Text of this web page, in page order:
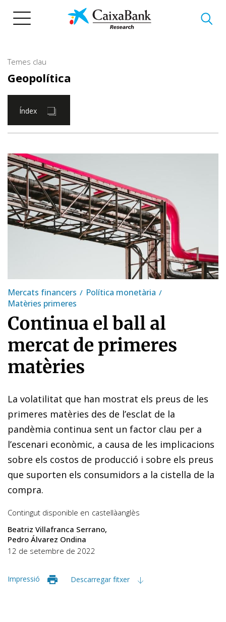
Temes clau
Geopolítica
Índex
Mercats financers
Política monetària
Matèries primeres
Continua el ball al
mercat de primeres
matèries
La volatilitat que han mostrat els preus de les
primeres matèries des de l’esclat de la
pandèmia continua sent un factor clau per a
l’escenari econòmic, a causa de les implicacions
sobre els costos de producció i sobre els preus
que suporten els consumidors a la cistella de la
compra.
Contingut disponible en castellàanglès
Beatriz Villafranca Serrano
Pedro Álvarez Ondina
12 de setembre de 2022
Impressió Descarregar fitxer